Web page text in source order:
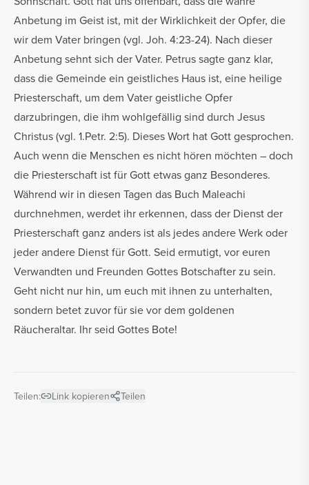
Anbetung im Geist ist, mit der Wirklichkeit der Opfer, die
wir dem Vater bringen (vgl. Joh. 4:23-24). Nach dieser
Anbetung sehnt sich der Vater. Petrus sagte ganz klar,
dass die Gemeinde ein geistliches Haus ist, eine heilige
Priesterschaft, um dem Vater geistliche Opfer
darzubringen, die ihm wohlgefällig sind durch Jesus
Christus (vgl. 1.Petr. 2:5). Dieses Wort hat Gott gesprochen.
Auch wenn die Menschen es nicht hören möchten – doch
die Priesterschaft ist für Gott etwas ganz Besonderes.
Während wir in diesen Tagen das Buch Maleachi
durchnehmen, werdet ihr erkennen, dass der Dienst der
Priesterschaft ganz anders ist als jedes andere Werk oder
jeder andere Dienst für Gott. Seid ermutigt, vor euren
Verwandten und Freunden Gottes Botschafter zu sein.
Geht nicht nur hin, um euch mit ihnen zu unterhalten,
sondern betet zuvor für sie vor dem goldenen
Räucheraltar. Ihr seid Gottes Bote!
Teilen: Link kopieren Teilen